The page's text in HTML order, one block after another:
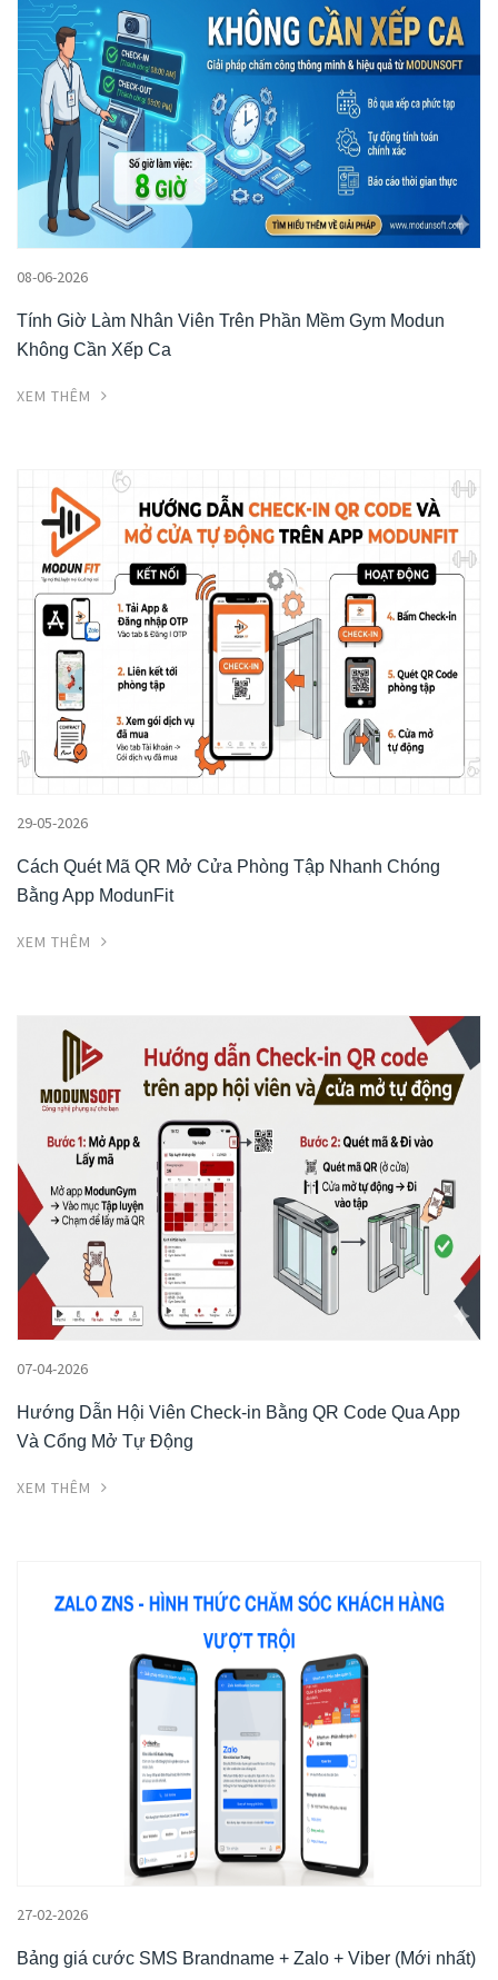
08-06-2026
Tính Giờ Làm Nhân Viên Trên Phần Mềm Gym Modun
Không Cần Xếp Ca
XEM THÊM
29-05-2026
Cách Quét Mã QR Mở Cửa Phòng Tập Nhanh Chóng
Bằng App ModunFit
XEM THÊM
07-04-2026
Hướng Dẫn Hội Viên Check-in Bằng QR Code Qua App
Và Cổng Mở Tự Động
XEM THÊM
27-02-2026
Bảng giá cước SMS Brandname + Zalo + Viber (Mới nhất)